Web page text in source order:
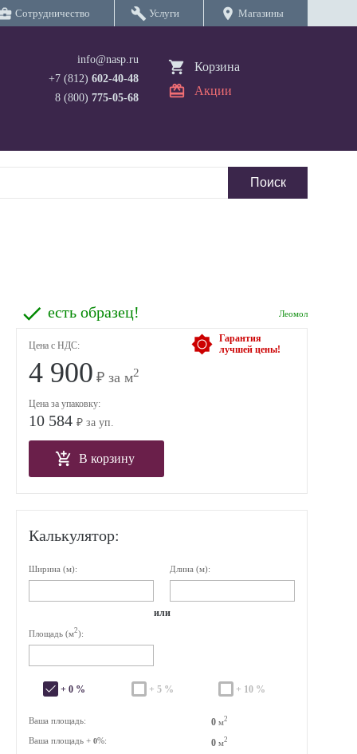
Сотрудничество build Услуги location_on Магазины
info@nasp.ru
+7 (812) 602-40-48
8 (800) 775-05-68
Корзина
Акции
Леомол
есть образец!
Гарантия
лучшей цены!
Цена с НДС:
4 900 ₽ за м2
Цена за упаковку:
10 584 ₽ за уп.
В корзину
Калькулятор:
Ширина (м): Длина (м):
или
Площадь (м2):
+ 0 % + 5 % + 10 %
Ваша площадь: 0 м2
Ваша площадь + 0%: 0 м2